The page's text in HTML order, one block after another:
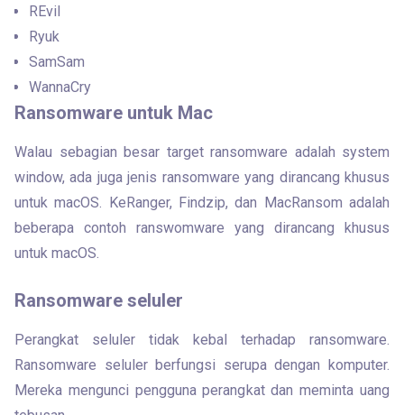
REvil
Ryuk
SamSam
WannaCry
Ransomware untuk Mac
Walau sebagian besar target ransomware adalah system
window, ada juga jenis ransomware yang dirancang khusus
untuk macOS. KeRanger, Findzip, dan MacRansom adalah
beberapa contoh ranswomware yang dirancang khusus
untuk macOS.
Ransomware seluler
Perangkat seluler tidak kebal terhadap ransomware.
Ransomware seluler berfungsi serupa dengan komputer.
Mereka mengunci pengguna perangkat dan meminta uang